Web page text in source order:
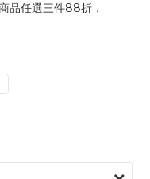
品任選三件88折，